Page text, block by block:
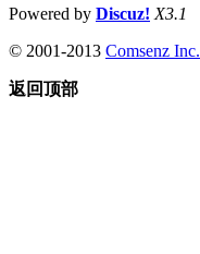
Powered by Discuz! X3.1
© 2001-2013 Comsenz Inc.
返回顶部